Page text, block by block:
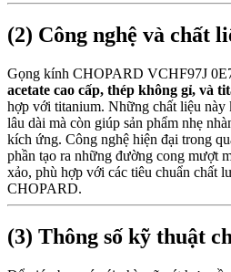
(2) Công nghệ và chất
Gọng kính CHOPARD VCHF97J
acetate cao cấp, thép không gỉ, và
hợp với titanium. Những chất liệu này
lâu dài mà còn giúp sản phẩm nhẹ
kích ứng. Công nghệ hiện đại trong
phần tạo ra những đường cong mượt
xảo, phù hợp với các tiêu chuẩn chất
CHOPARD.
(3) Thông số kỹ thuật